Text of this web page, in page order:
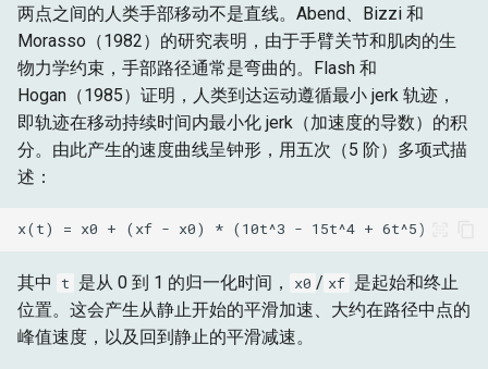
两点之间的人类手部移动不是直线。Abend、Bizzi 和
Morasso（1982）的研究表明，由于手臂关节和肌肉的生
物力学约束，手部路径通常是弯曲的。Flash 和
Hogan（1985）证明，人类到达运动遵循最小 jerk 轨迹，
即轨迹在移动持续时间内最小化 jerk（加速度的导数）的积
分。由此产生的速度曲线呈钟形，用五次（5 阶）多项式描
述：
其中 t 是从 0 到 1 的归一化时间， x0 / xf 是起始和终止
位置。这会产生从静止开始的平滑加速、大约在路径中点的
峰值速度，以及回到静止的平滑减速。